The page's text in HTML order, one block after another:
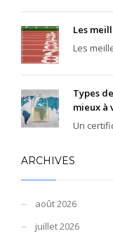
Les
Les
Types
mieux à
Un
ARCHIVES
août 2026
juillet 2026